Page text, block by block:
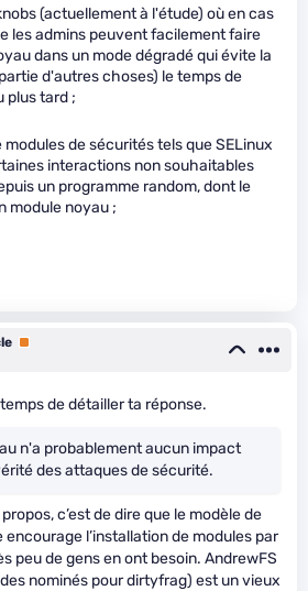
(actuellement à l'étude) où en cas
les admins peuvent facilement faire
dans un mode dégradé qui évite la
d'autres choses) le temps de
plus tard ;
modules de sécurités tels que SELinux
interactions non souhaitables
un programme random, dont le
module noyau ;
Premium
de détailler ta réponse.
n'a probablement aucun impact
des attaques de sécurité.
c’est de dire que le modèle de
l’installation de modules par
peu de gens en ont besoin. AndrewFS
nominés pour dirtyfrag) est un vieux